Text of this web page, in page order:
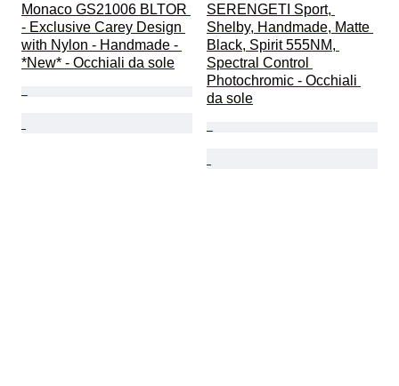
Monaco GS21006 BLTOR
- Exclusive Carey Design
with Nylon - Handmade -
*New* - Occhiali da sole
SERENGETI Sport,
Shelby, Handmade, Matte
Black, Spirit 555NM,
Spectral Control
Photochromic - Occhiali
da sole